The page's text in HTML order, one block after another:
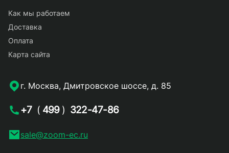
Как мы работаем
Доставка
Оплата
Карта сайта
г. Москва, Дмитровское шоссе, д. 85
+7 ( 499 ) 322-47-86
sale@zoom-ec.ru